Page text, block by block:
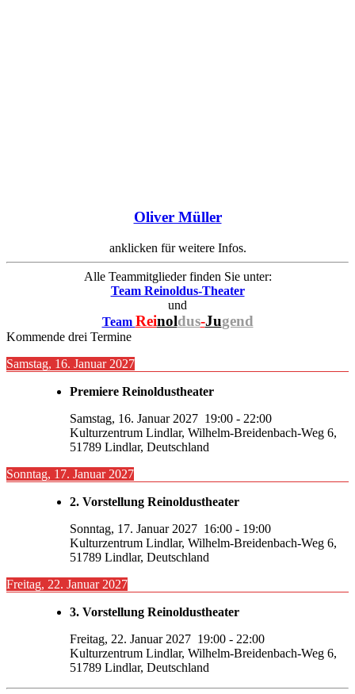
Oliver Müller
anklicken für weitere Infos.
Alle Teammitglieder finden Sie unter:
Team Reinoldus-Theater
und
Team Reinoldus-Jugend
Kommende drei Termine
Samstag, 16. Januar 2027
Premiere Reinoldustheater
Samstag, 16. Januar 2027 19:00 - 22:00
Kulturzentrum Lindlar, Wilhelm-Breidenbach-Weg 6,
51789 Lindlar, Deutschland
Sonntag, 17. Januar 2027
2. Vorstellung Reinoldustheater
Sonntag, 17. Januar 2027 16:00 - 19:00
Kulturzentrum Lindlar, Wilhelm-Breidenbach-Weg 6,
51789 Lindlar, Deutschland
Freitag, 22. Januar 2027
3. Vorstellung Reinoldustheater
Freitag, 22. Januar 2027 19:00 - 22:00
Kulturzentrum Lindlar, Wilhelm-Breidenbach-Weg 6,
51789 Lindlar, Deutschland